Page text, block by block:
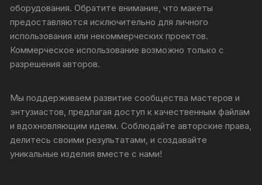
оборудования. Обратите внимание, что макеты
предоставляются исключительно для личного
использования или некоммерческих проектов.
Коммерческое использование возможно только с
разрешения авторов.
Мы поддерживаем развитие сообщества мастеров и
энтузиастов, предлагая доступ к качественным файлам
и вдохновляющим идеям. Соблюдайте авторские права,
делитесь своими результатами, и создавайте
уникальные изделия вместе с нами!